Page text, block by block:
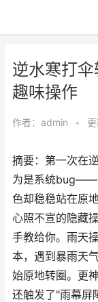
逆水寒打
趣味操作
作者： admin •
摘要：第一次在
为是系统bug——
色却稳稳站在原
心照不宣的隐藏
手教给你。雨天
本，遇到暴雨天
始原地转圈。更
还触发了"雨幕屏